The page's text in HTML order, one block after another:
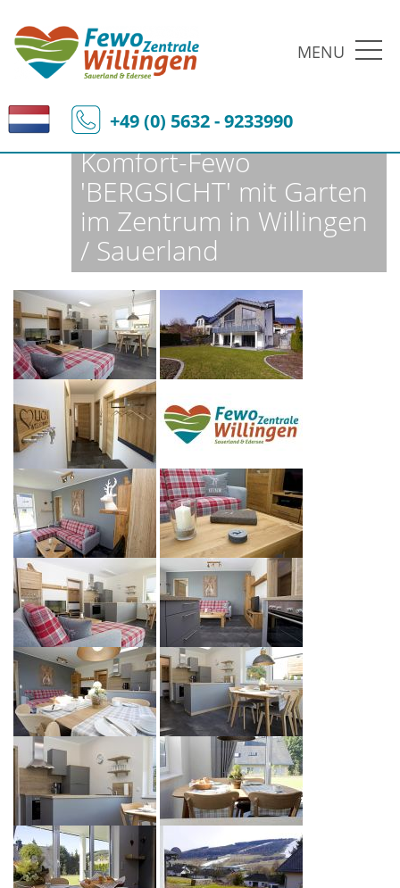
MENU
+49 (0) 5632 - 9233990
Fewo-Zentrale Willingen Ferienobjekte Fewo-Details
Komfort-Fewo
'BERGSICHT' mit Garten
im Zentrum in Willingen
/ Sauerland